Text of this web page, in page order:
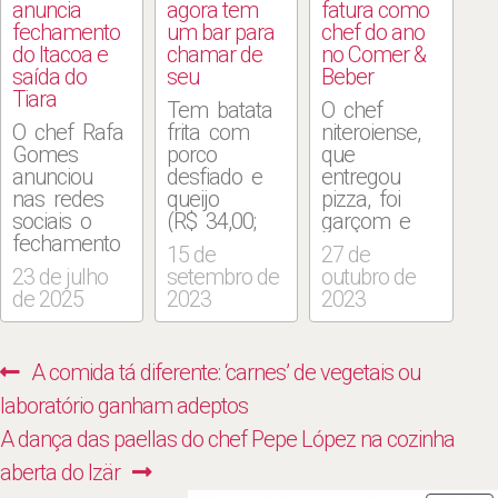
anuncia
fechamento
do Itacoa e
saída do
Tiara
O chef Rafa
Gomes
anunciou
nas redes
sociais o
fechamento
de seu
restaurante
Itacoa, que
no shopping
Village Mall,
e informou
que está
deixando o
Grupo BFW,
23 de julho
de 2025
agora tem
um bar para
chamar de
seu
Tem batata
frita com
porco
desfiado e
queijo
(R$ 34,00;
foto),
croquete de
leitão com
barbecue
pastel de
arraia
(R$ 15,00) e
chope
15 de
setembro de
2023
fatura como
chef do ano
no Comer &
Beber
O chef
niteroiense,
que
entregou
pizza, foi
garçom e
pescador de
salmão no
Alaska,
cozinhou em
e ocupou
em dois
gastronomia
27 de
outubro de
2023
Navegação
de
Post
Previous
post:
A comida tá diferente: ‘carnes’ de vegetais ou
laboratório ganham adeptos
Next
post:
A dança das paellas do chef Pepe López na cozinha
aberta do Izär